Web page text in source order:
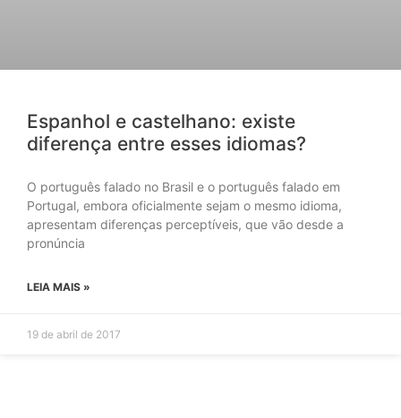
Espanhol e castelhano: existe
diferença entre esses idiomas?
O português falado no Brasil e o português falado em
Portugal, embora oficialmente sejam o mesmo idioma,
apresentam diferenças perceptíveis, que vão desde a
pronúncia
LEIA MAIS »
19 de abril de 2017